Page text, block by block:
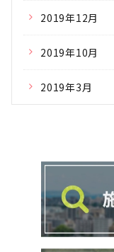
2019年12月
2019年10月
2019年3月